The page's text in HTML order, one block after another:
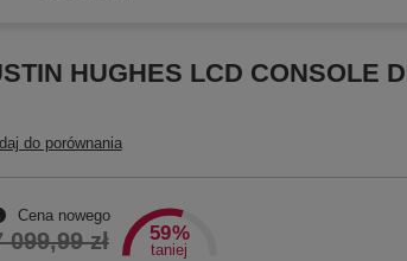
HUGHES LCD CONSOLE
do porównania
Cena nowego
099,99 zł 59%
taniej